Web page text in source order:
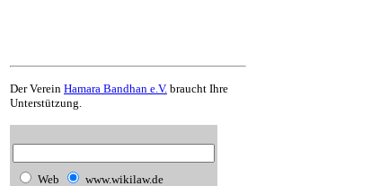
Der Verein Hamara Bandhan e.V. braucht Ihre
Unterstützung.
Web www.wikilaw.de